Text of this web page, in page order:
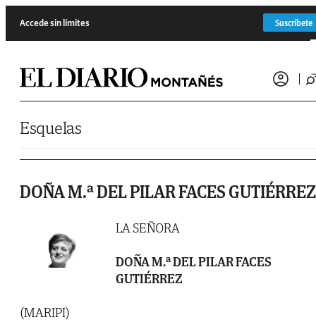
Accede sin límites Suscríbete
Esquelas
DOÑA M.ª DEL PILAR FACES GUTIÉRREZ
LA SEÑORA
DOÑA M.ª DEL PILAR FACES
GUTIÉRREZ
(MARIPI)